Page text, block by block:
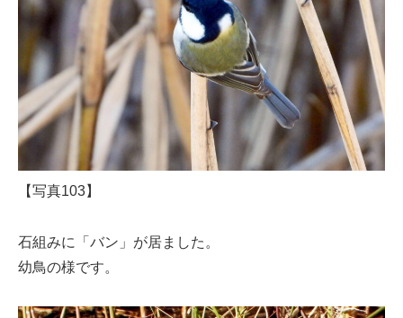
【写真103】
石組みに「バン」が居ました。
幼鳥の様です。